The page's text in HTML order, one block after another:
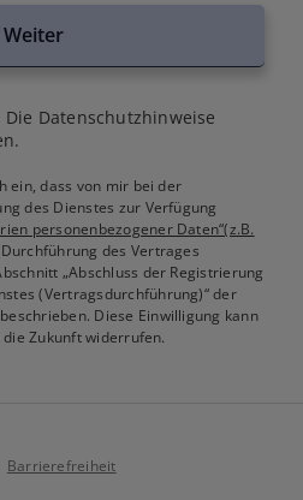
Weiter
Die Datenschutzhinweise
ein, dass von mir bei der
des Dienstes zur Verfügung
personenbezogener Daten“(z.B.
Durchführung des Vertrages
„Abschluss der Registrierung
(Vertragsdurchführung)“ der
Diese Einwilligung kann
Zukunft widerrufen.
Barrierefreiheit